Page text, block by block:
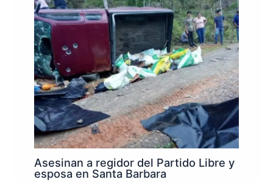
Asesinan a regidor del Partido Libre y
esposa en Santa Barbara